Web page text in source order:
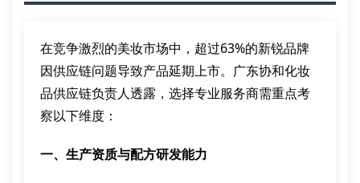
在竞争激烈的美妆市场中，超过63%的新锐品牌
因供应链问题导致产品延期上市。广东协和化妆
品供应链负责人透露，选择专业服务商需重点考
察以下维度：
一、生产资质与配方研发能力